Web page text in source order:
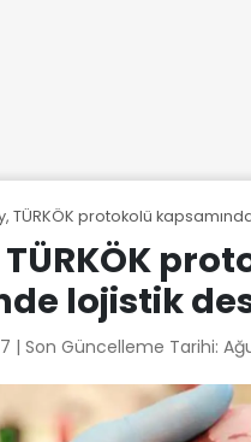
TÜRKÖK protokolü
TÜRKÖK
lojistik
| Son Güncelleme Tarihi: